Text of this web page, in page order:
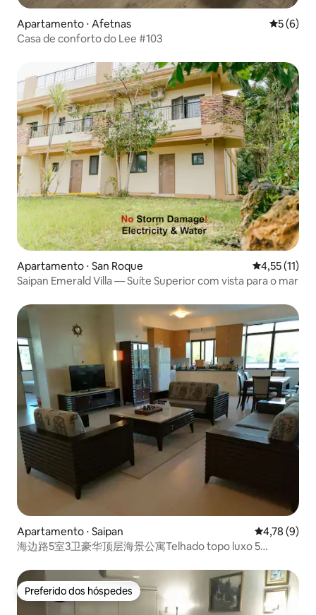
Apartamento ⋅ Afetnas 5 de
5 (6)
Casa de conforto do Lee #103
Apartamento ⋅ San Roque 4,55 de uma
4,55 (11)
Saipan Emerald Villa — Suíte Superior com vista para o mar
Apartamento ⋅ Saipan 4,78 de
4,78 (9)
海边路5室3卫豪华顶层海景公寓Telhado topo luxo 5
Preferido dos hóspedes
Preferido dos hóspedes